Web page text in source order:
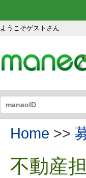
ようこそゲストさん
Home >>
不動産